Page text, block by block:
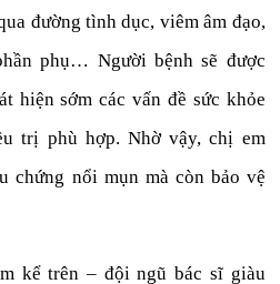
đường tình dục, viêm âm đạo,
phụ… Người bệnh sẽ được
hiện sớm các vấn đề sức khỏe
trị phù hợp. Nhờ vậy, chị em
chứng nổi mụn mà còn bảo vệ
kể trên – đội ngũ bác sĩ giàu